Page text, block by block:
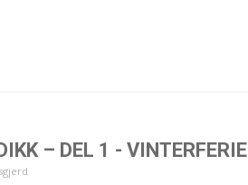
– DEL 1 - VINTERFERIE